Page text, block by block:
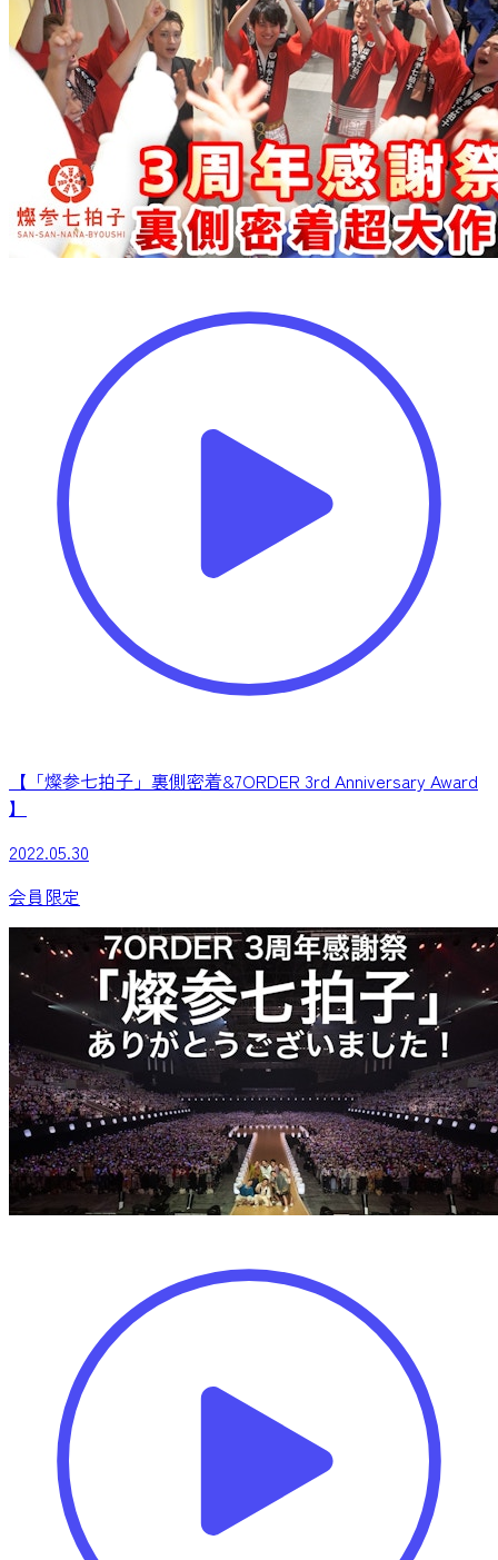
【「燦参七拍子」裏側密着&7ORDER 3rd Anniversary Award
】
2022.05.30
会員限定